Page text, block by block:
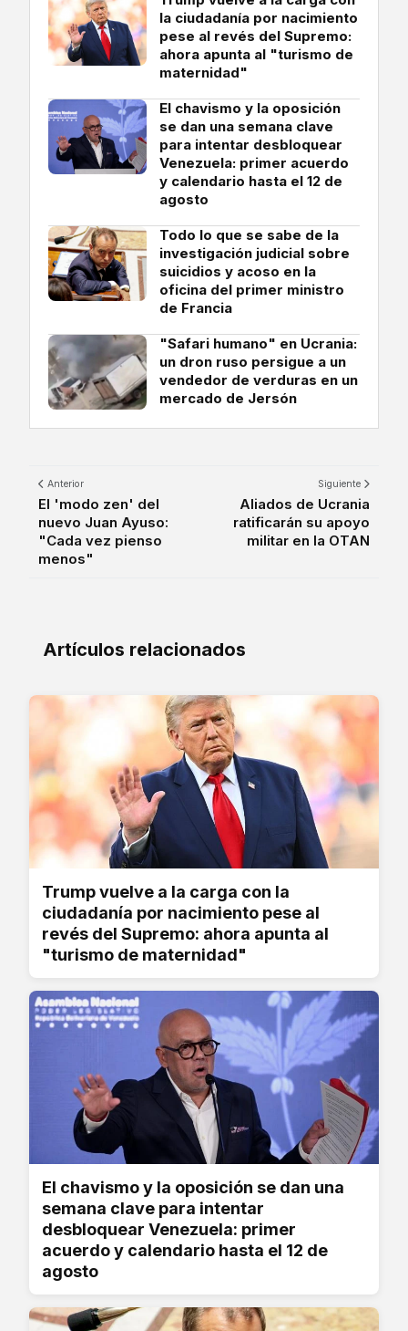
la ciudadanía por nacimiento
pese al revés del Supremo:
ahora apunta al "turismo de
maternidad"
El chavismo y la oposición
se dan una semana clave
para intentar desbloquear
Venezuela: primer acuerdo
y calendario hasta el 12 de
agosto
Todo lo que se sabe de la
investigación judicial sobre
suicidios y acoso en la
oficina del primer ministro
de Francia
"Safari humano" en Ucrania:
un dron ruso persigue a un
vendedor de verduras en un
mercado de Jersón
Anterior
El 'modo zen' del
nuevo Juan Ayuso:
"Cada vez pienso
menos"
Siguiente
Aliados de Ucrania
ratificarán su apoyo
militar en la OTAN
Artículos relacionados
Trump vuelve a la carga con la
ciudadanía por nacimiento pese al
revés del Supremo: ahora apunta al
"turismo de maternidad"
El chavismo y la oposición se dan una
semana clave para intentar
desbloquear Venezuela: primer
acuerdo y calendario hasta el 12 de
agosto